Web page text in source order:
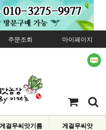
주문조회 마이페이지
게걸무씨앗기름 게걸무씨앗